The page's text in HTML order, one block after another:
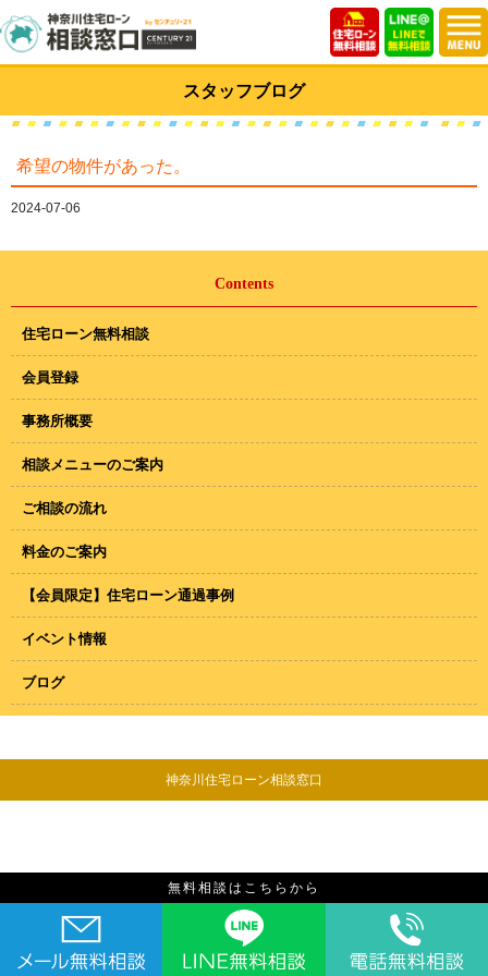
スタッフブログ
希望の物件があった。
2024-07-06
Contents
住宅ローン無料相談
会員登録
事務所概要
相談メニューのご案内
ご相談の流れ
料金のご案内
【会員限定】住宅ローン通過事例
イベント情報
ブログ
神奈川住宅ローン相談窓口
無料相談はこちらから